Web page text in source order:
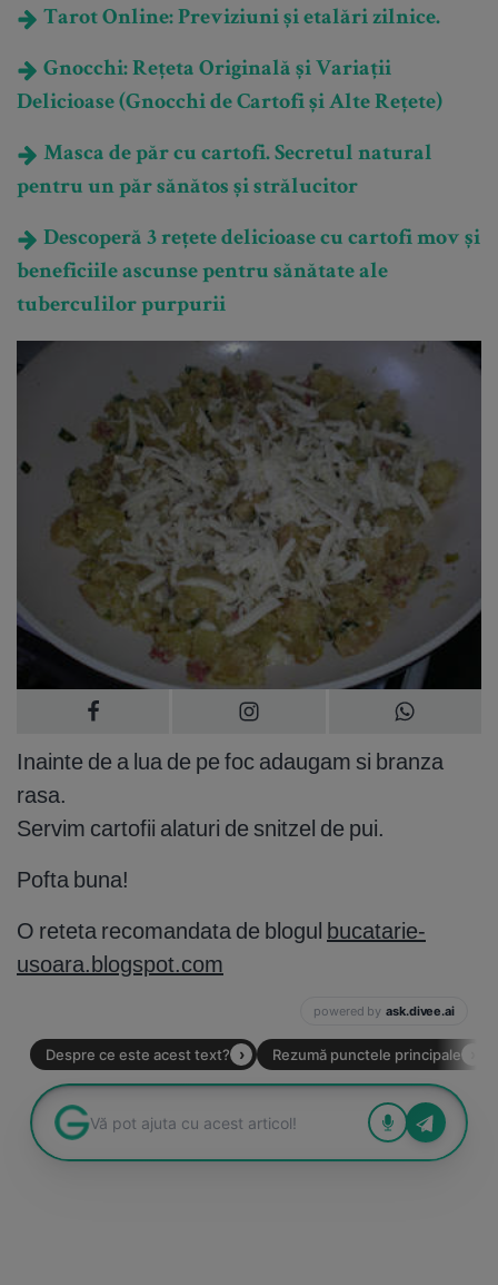
Tarot Online: Previziuni și etalări zilnice.
Gnocchi: Rețeta Originală și Variații
Delicioase (Gnocchi de Cartofi și Alte Rețete)
Masca de păr cu cartofi. Secretul natural
pentru un păr sănătos și strălucitor
Descoperă 3 rețete delicioase cu cartofi mov și
beneficiile ascunse pentru sănătate ale
tuberculilor purpurii
Inainte de a lua de pe foc adaugam si branza
rasa.
Servim cartofii alaturi de snitzel de pui.
Pofta buna!
O reteta recomandata de blogul bucatarie-
usoara.blogspot.com